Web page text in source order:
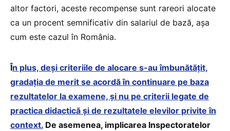
altor factori, aceste recompense sunt rareori alocate
ca un procent semnificativ din salariul de bază, așa
cum este cazul în România.
În plus, deși criteriile de alocare s-au îmbunătățit,
gradația de merit se acordă în continuare pe baza
rezultatelor la examene, și nu pe criterii legate de
practica didactică și de rezultatele elevilor privite în
context. De asemenea, implicarea Inspectoratelor